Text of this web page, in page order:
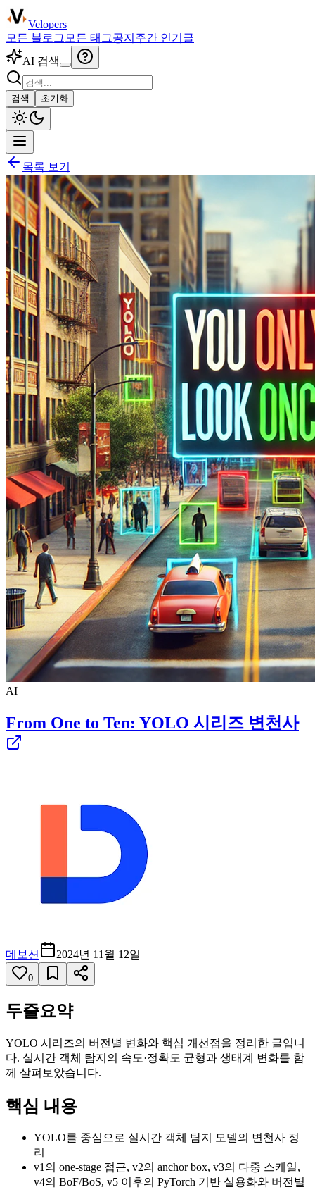
Velopers
모든 블로그 모든 태그공지 주간 인기글
AI 검색
검색 초기화
목록 보기
AI
From One to Ten: YOLO 시리즈 변천사
데보션 2024년 11월 12일
0
두줄요약
YOLO 시리즈의 버전별 변화와 핵심 개선점을 정리한 글입니
다. 실시간 객체 탐지의 속도·정확도 균형과 생태계 변화를 함
께 살펴보았습니다.
핵심 내용
YOLO를 중심으로 실시간 객체 탐지 모델의 변천사 정
리
v1의 one-stage 접근, v2의 anchor box, v3의 다중 스케일,
v4의 BoF/BoS, v5 이후의 PyTorch 기반 실용화와 버전별